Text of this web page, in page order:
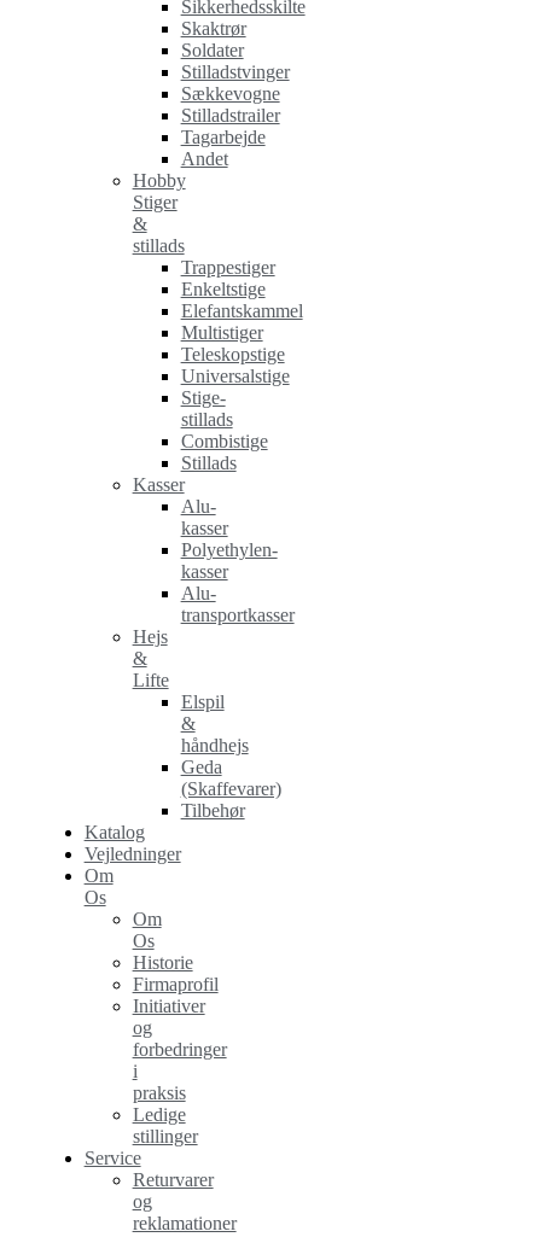
Sikkerhedsskilte
Skaktrør
Soldater
Stilladstvinger
Sækkevogne
Stilladstrailer
Tagarbejde
Andet
Hobby
Stiger
&
stillads
Trappestiger
Enkeltstige
Elefantskammel
Multistiger
Teleskopstige
Universalstige
Stige-
stillads
Combistige
Stillads
Kasser
Alu-
kasser
Polyethylen-
kasser
Alu-
transportkasser
Hejs
&
Lifte
Elspil
&
håndhejs
Geda
(Skaffevarer)
Tilbehør
Katalog
Vejledninger
Om
Os
Om
Os
Historie
Firmaprofil
Initiativer
og
forbedringer
i
praksis
Ledige
stillinger
Service
Returvarer
og
reklamationer